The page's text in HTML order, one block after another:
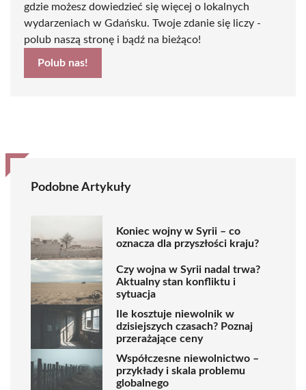
gdzie możesz dowiedzieć się więcej o lokalnych
wydarzeniach w Gdańsku. Twoje zdanie się liczy -
polub naszą stronę i bądź na bieżąco!
Polub nas!
Podobne Artykuły
Koniec wojny w Syrii – co
oznacza dla przyszłości kraju?
Czy wojna w Syrii nadal trwa?
Aktualny stan konfliktu i
sytuacja
Ile kosztuje niewolnik w
dzisiejszych czasach? Poznaj
przerażające ceny
Współczesne niewolnictwo –
przykłady i skala problemu
globalnego